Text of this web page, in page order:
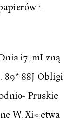
i
i7. mI zną
89* 88J Obligi
Pruskie
W, Xi<;etwa